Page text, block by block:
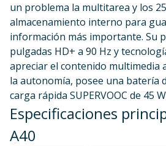
un problema la multitarea y los
almacenamiento interno para
información más importante. Su
pulgadas HD+ a 90 Hz y
apreciar el contenido multimedia
la autonomía, posee una batería
carga rápida SUPERVOOC de 45
Especificaciones
A40